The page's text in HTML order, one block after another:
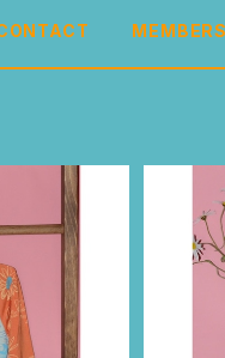
ップス size:
KIDS